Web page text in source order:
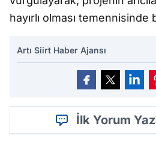
hayırlı olması temennisinde
Artı Siirt Haber Ajansı
İlk Yorum